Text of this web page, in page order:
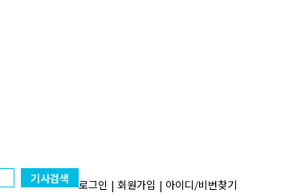
기사검색 로그인 | 회원가입 | 아이디/비번찾기